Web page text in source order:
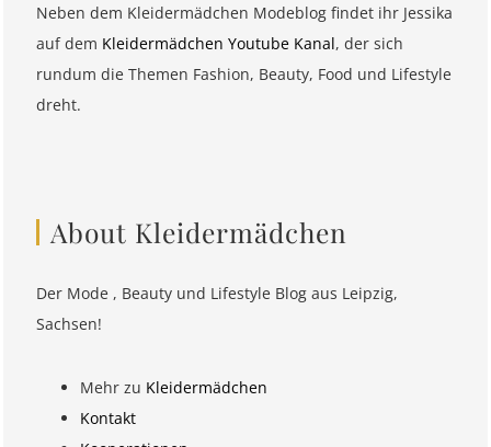
Neben dem Kleidermädchen Modeblog findet ihr Jessika
auf dem Kleidermädchen Youtube Kanal, der sich
rundum die Themen Fashion, Beauty, Food und Lifestyle
dreht.
About Kleidermädchen
Der Mode , Beauty und Lifestyle Blog aus Leipzig,
Sachsen!
Mehr zu Kleidermädchen
Kontakt